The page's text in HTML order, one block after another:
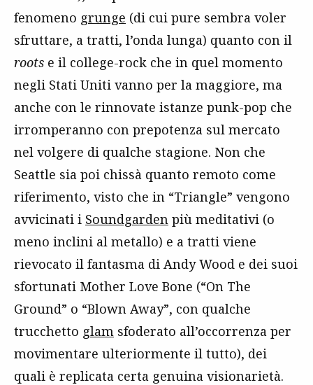
fenomeno grunge (di cui pure sembra voler
sfruttare, a tratti, l’onda lunga) quanto con il
roots e il college-rock che in quel momento
negli Stati Uniti vanno per la maggiore, ma
anche con le rinnovate istanze punk-pop che
irromperanno con prepotenza sul mercato
nel volgere di qualche stagione. Non che
Seattle sia poi chissà quanto remoto come
riferimento, visto che in “Triangle” vengono
avvicinati i Soundgarden più meditativi (o
meno inclini al metallo) e a tratti viene
rievocato il fantasma di Andy Wood e dei suoi
sfortunati Mother Love Bone (“On The
Ground” o “Blown Away”, con qualche
trucchetto glam sfoderato all’occorrenza per
movimentare ulteriormente il tutto), dei
quali è replicata certa genuina visionarietà.